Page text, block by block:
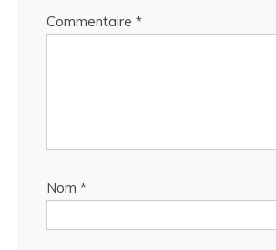
Commentaire *
Nom *